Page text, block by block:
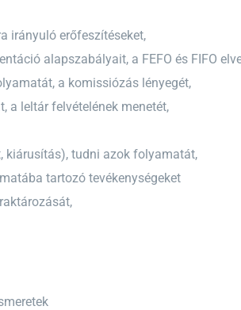
irányuló erőfeszítéseket,
alapszabályait, a FEFO és FIFO
a komissiózás lényegét,
a leltár felvételének menetét,
kiárusítás), tudni azok folyamatát,
tartozó tevékenységeket